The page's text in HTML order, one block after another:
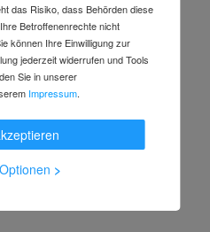
€
höhenverstellbarer
TSR schwarz/schwarz
(3 Varianten verfügbar)
4-7 Arbeitstage
das Risiko, dass Behörden diese
Betroffenenrechte nicht
können Ihre Einwilligung zur
jederzeit widerrufen und Tools
Sie in unserer
Impressum.
>